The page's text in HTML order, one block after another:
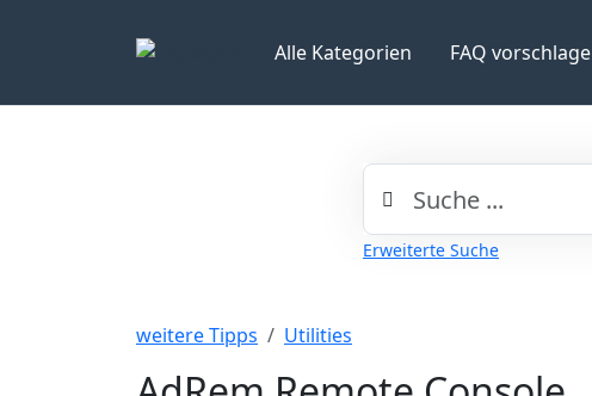
Alle Kategorien FAQ
Erweiterte Suche
weitere Tipps Utilities